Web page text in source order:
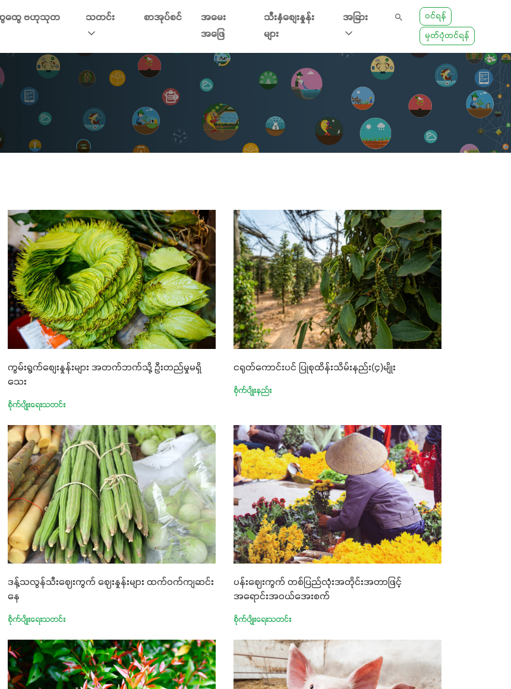
ထွေ ဗဟုသုတ သတင်း စာအုပ်စင်
အမေး
အဖြေ
သီးနှံစျေးနှုန်း
များ
အခြား
ဝင်ရန်
မှတ်ပုံတင်ရန်
ကွမ်းရွက်စျေးနှုန်းများ အတက်ဘက်သို့ ဦးတည်မှုမရှိ
သေး
စိုက်ပျိုးရေးသတင်း
ငရုတ်ကောင်းပင် ပြုစုထိန်းသိမ်းနည်း(၄)မျိုး
စိုက်ပျိုးနည်း
ဒန့်သလွန်သီးဈေးကွက် ဈေးနှုန်းများ ထက်ဝက်ကျဆင်း
နေ
စိုက်ပျိုးရေးသတင်း
ပန်းဈေးကွက် တစ်ပြည်လုံးအတိုင်းအတာဖြင့်
အရောင်းအဝယ်အေးစက်
စိုက်ပျိုးရေးသတင်း